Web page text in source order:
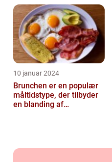
10 januar 2024
Brunchen er en populær
måltidstype, der tilbyder
en blanding af